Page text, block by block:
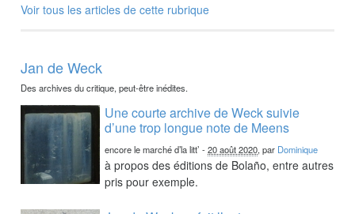
Voir tous les articles de cette rubrique
Jan de Weck
Des archives du critique, peut-être inédites.
Une courte archive de Weck suivie
d’une trop longue note de Meens
encore le marché d’la litt’ -20 août 2020, par Dominique
à propos des éditions de Bolaño, entre autres
pris pour exemple.